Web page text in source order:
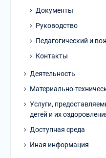
Документы
Руководство
Педагогический и
Контакты
Деятельность
Материально-
Услуги,
детей и их
Доступная среда
Иная информация